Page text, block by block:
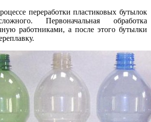
переработки пластиковых бутылок
Первоначальная обработка
работниками, а после этого бутылки